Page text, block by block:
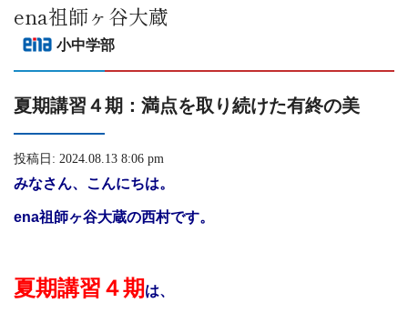
ena祖師ヶ谷大蔵
小中学部
夏期講習４期：満点を取り続けた有終の美
投稿日: 2024.08.13 8:06 pm
みなさん、こんにちは。
ena祖師ヶ谷大蔵の西村です。
夏期講習４期 は、